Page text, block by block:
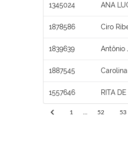
1345024 ANA
1878586 Ciro
1839639 Antônio
1887545
1557646 RITA
1 52 53